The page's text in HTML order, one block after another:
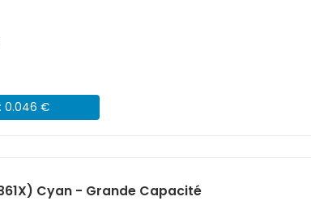
0.046 €
Cyan - Grande Capacité